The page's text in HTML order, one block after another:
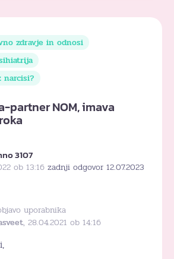
zdravje in odnosi
narcisi?
partner NOM, imava
3107
ob 13:16 zadnji odgovor 12.07.2023
uporabnika
, 28.04.2021 ob 14:16